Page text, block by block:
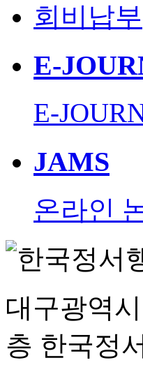
회비납부
E-
E-
JAMS
온라인
대구광역
층 한국정